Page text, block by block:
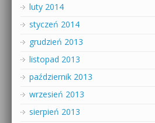
luty 2014
styczeń 2014
grudzień 2013
listopad 2013
październik 2013
wrzesień 2013
sierpień 2013